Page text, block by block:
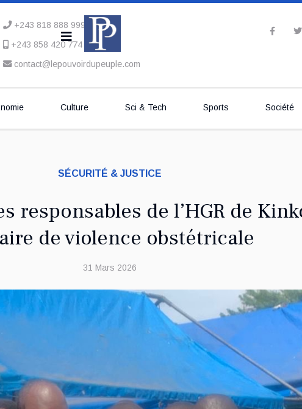
+243 818 888 999
+243 858 420 774
contact@lepouvoirdupeuple.com
Culture Sci & Tech Sports Société
SÉCURITÉ & JUSTICE
responsables de l’HGR de
de violence obstétricale
31 Mars 2026